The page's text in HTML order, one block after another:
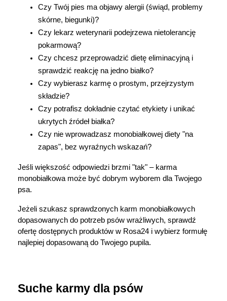
Czy Twój pies ma objawy alergii (świąd, problemy
skórne, biegunki)?
Czy lekarz weterynarii podejrzewa nietolerancję
pokarmową?
Czy chcesz przeprowadzić dietę eliminacyjną i
sprawdzić reakcję na jedno białko?
Czy wybierasz karmę o prostym, przejrzystym
składzie?
Czy potrafisz dokładnie czytać etykiety i unikać
ukrytych źródeł białka?
Czy nie wprowadzasz monobiałkowej diety "na
zapas", bez wyraźnych wskazań?
Jeśli większość odpowiedzi brzmi "tak" – karma
monobiałkowa może być dobrym wyborem dla Twojego
psa.
Jeżeli szukasz sprawdzonych karm monobiałkowych
dopasowanych do potrzeb psów wrażliwych, sprawdź
ofertę dostępnych produktów w Rosa24 i wybierz formułę
najlepiej dopasowaną do Twojego pupila.
Suche karmy dla psów